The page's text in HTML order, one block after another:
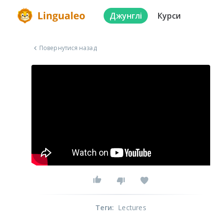
Джунглі Курси
Повернутися назад
Теги: Lectures